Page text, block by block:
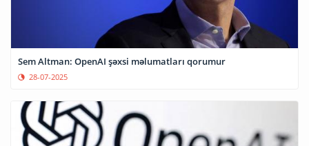
Sem Altman: OpenAI şəxsi məlumatları qorumur
28-07-2025